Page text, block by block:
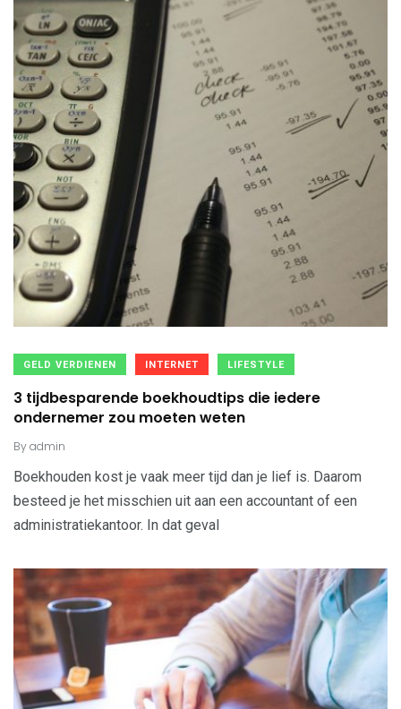
GELD VERDIENEN INTERNET LIFESTYLE
3 tijdbesparende boekhoudtips die iedere
ondernemer zou moeten weten
Byadmin
Boekhouden kost je vaak meer tijd dan je lief is. Daarom
besteed je het misschien uit aan een accountant of een
administratiekantoor. In dat geval